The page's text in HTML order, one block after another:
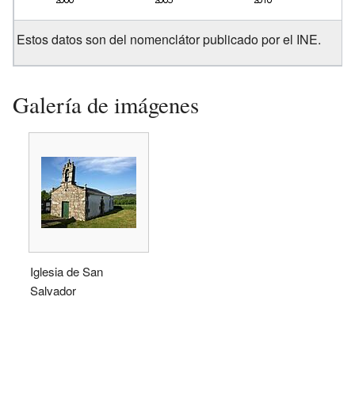
Estos datos son del nomenclátor publicado por el INE.
Galería de imágenes
Iglesia de San
Salvador